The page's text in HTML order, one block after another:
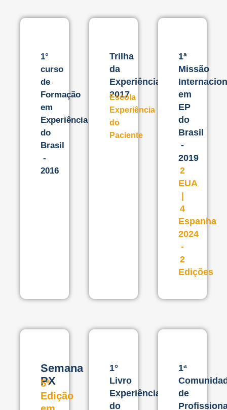
1°
curso
de
Formação
em
Experiência
do
Brasil
-
2016
Trilha
da
Experiência
2017
Escola
Experiência
do
Paciente
1ª
Missão
em
EP
do
Brasil
-
2019
2
EUA
4
Espanha
2024
-
2
Edições
Semana
PX
5ª
Edição
1°
Livro
Experiência
do
1ª
de